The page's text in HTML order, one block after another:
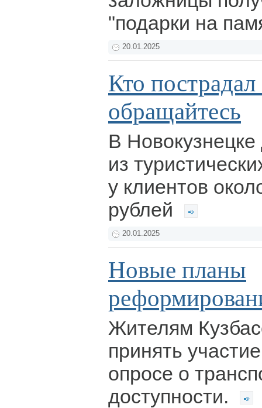
"подарки на
20.01.2025
Кто пострадал
обращайтесь
В
из
у клиентов
рублей
20.01.2025
Новые планы
Жителям
принять
опросе о
доступности.